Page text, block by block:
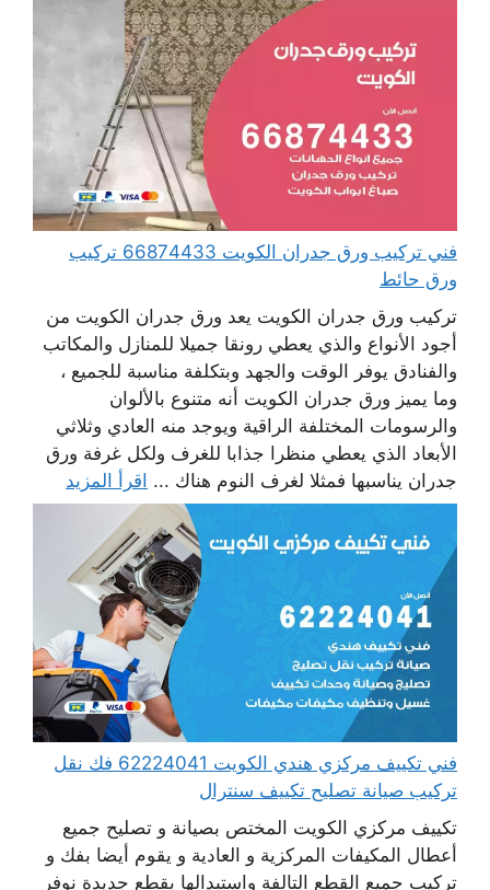
فني تركيب ورق جدران الكويت 66874433 تركيب
ورق حائط
تركيب ورق جدران الكويت يعد ورق جدران الكويت من
أجود الأنواع والذي يعطي رونقا جميلا للمنازل والمكاتب
والفنادق يوفر الوقت والجهد وبتكلفة مناسبة للجميع ،
وما يميز ورق جدران الكويت أنه متنوع بالألوان
والرسومات المختلفة الراقية ويوجد منه العادي وثلاثي
الأبعاد الذي يعطي منظرا جذابا للغرف ولكل غرفة ورق
جدران يناسبها فمثلا لغرف النوم هناك ... اقرأ المزيد
فني تكييف مركزي هندي الكويت 62224041 فك نقل
تركيب صيانة تصليح تكييف سنترال
تكييف مركزي الكويت المختص بصيانة و تصليح جميع
أعطال المكيفات المركزية و العادية و يقوم أيضا بفك و
تركيب جميع القطع التالفة واستبدالها بقطع جديدة نوفر